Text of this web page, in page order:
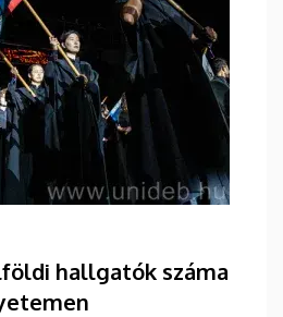
hallgatók száma